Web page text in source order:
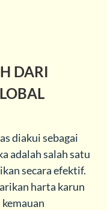
DARI
diakui sebagai
adalah salah satu
secara efektif.
harta karun